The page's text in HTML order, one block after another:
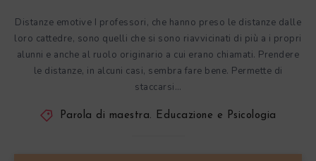
Distanze emotive I professori, che hanno preso le distanze dalle
loro cattedre, sono quelli che si sono riavvicinati di più a i propri
alunni e anche al ruolo originario a cui erano chiamati. Prendere
le distanze, in alcuni casi, sembra fare bene. Permette di
staccarsi…
Parola di maestra. Educazione e Psicologia